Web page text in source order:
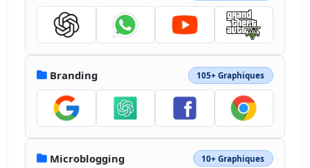
Branding 105+ Graphiques
Microblogging 10+ Graphiques